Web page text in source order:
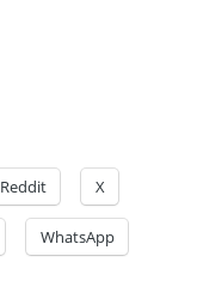
Reddit X
WhatsApp